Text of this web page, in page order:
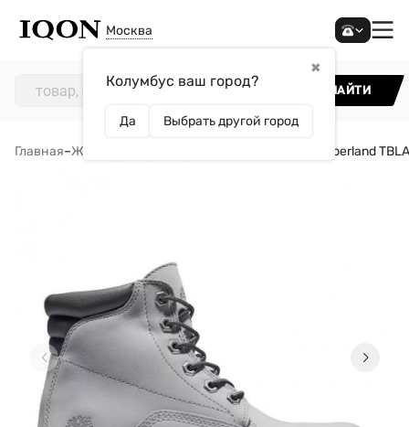
Москва
✖
Колумбус ваш город?
Да Выбрать другой город
НАЙТИ
Главная–Женщинам Ботинки Timberland